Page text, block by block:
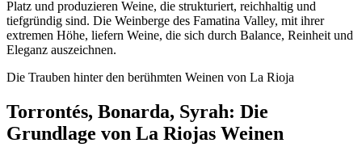
Platz und produzieren Weine, die strukturiert, reichhaltig und
tiefgründig sind. Die Weinberge des Famatina Valley, mit ihrer
extremen Höhe, liefern Weine, die sich durch Balance, Reinheit und
Eleganz auszeichnen.
Die Trauben hinter den berühmten Weinen von La Rioja
Torrontés, Bonarda, Syrah: Die
Grundlage von La Riojas Weinen